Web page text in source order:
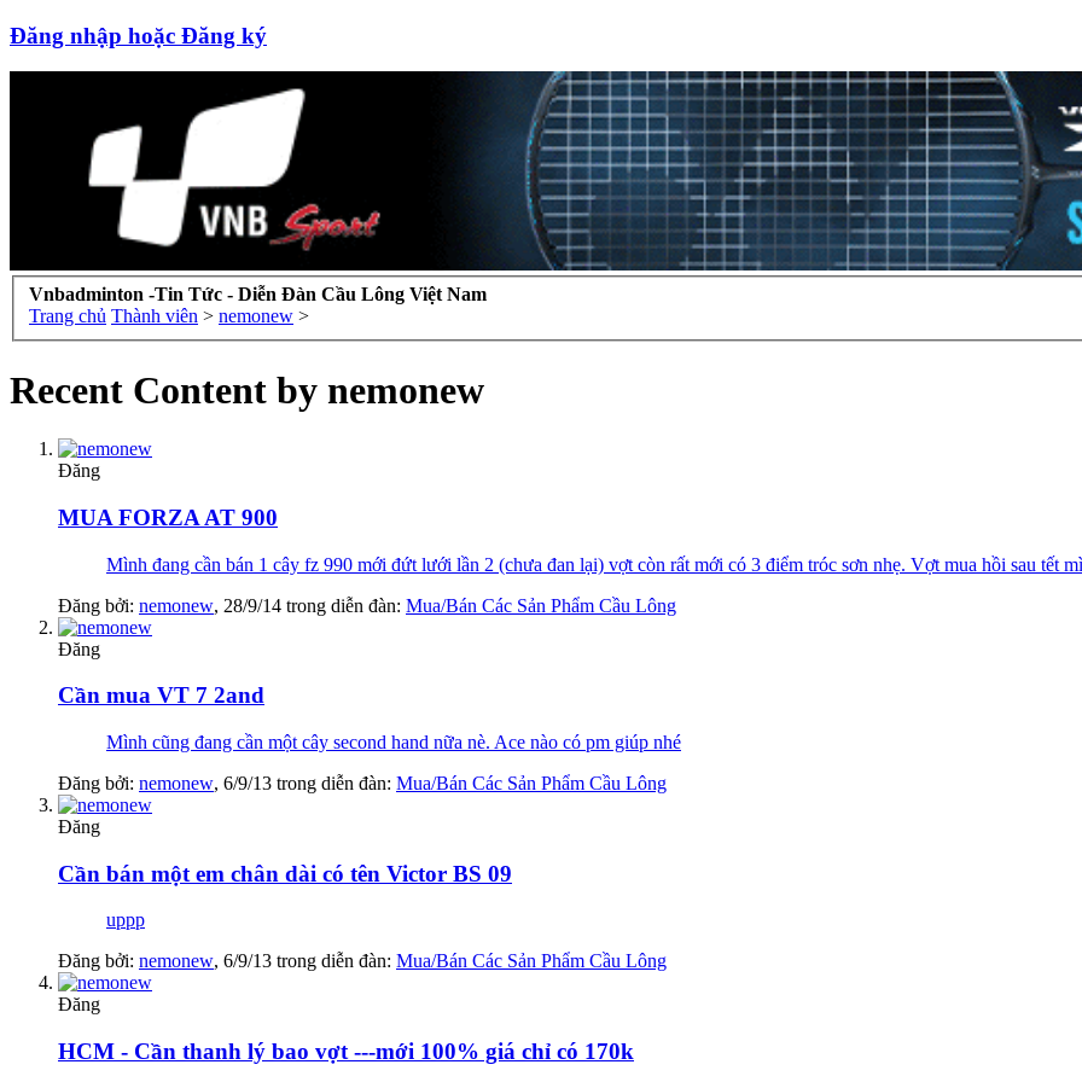
Đăng nhập hoặc Đăng ký
Vnbadminton -Tin Tức - Diễn Đàn Cầu Lông Việt Nam
Trang chủ Thành viên > nemonew >
Recent Content by nemonew
Đăng
MUA FORZA AT 900
Mình đang cần bán 1 cây fz 990 mới đứt lưới lần 2 (chưa đan lại) vợt còn rất mới có 3 điểm tróc sơn nhẹ. Vợt mua hồi sau tết
Đăng bởi: nemonew, 28/9/14 trong diễn đàn: Mua/Bán Các Sản Phẩm Cầu Lông
Đăng
Cần mua VT 7 2and
Mình cũng đang cần một cây second hand nữa nè. Ace nào có pm giúp nhé
Đăng bởi: nemonew, 6/9/13 trong diễn đàn: Mua/Bán Các Sản Phẩm Cầu Lông
Đăng
Cần bán một em chân dài có tên Victor BS 09
uppp
Đăng bởi: nemonew, 6/9/13 trong diễn đàn: Mua/Bán Các Sản Phẩm Cầu Lông
Đăng
HCM - Cần thanh lý bao vợt ---mới 100% giá chỉ có 170k